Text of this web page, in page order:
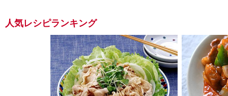
人気レシピランキング